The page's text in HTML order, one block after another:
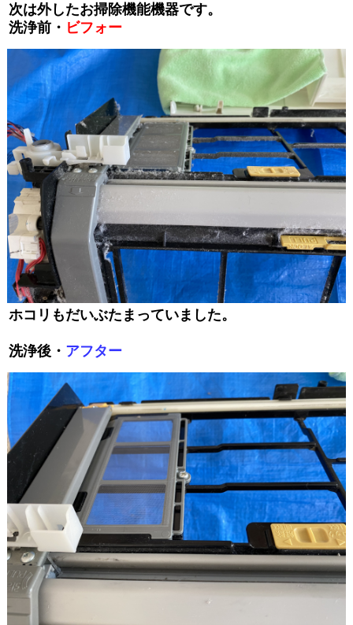
次は外したお掃除機能機器です。
洗浄前・ ビフォー
ホコリもだいぶたまっていました。
洗浄後・ アフター